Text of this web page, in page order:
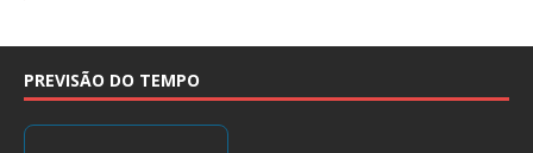
PREVISÃO DO TEMPO